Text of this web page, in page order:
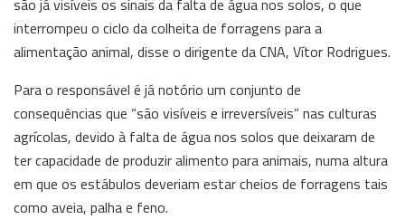
interrompeu o ciclo da colheita de forragens para a
alimentação animal, disse o dirigente da CNA, Vítor Rodrigues.
Para o responsável é já notório um conjunto de
consequências que “são visíveis e irreversíveis” nas culturas
agrícolas, devido à falta de água nos solos que deixaram de
ter capacidade de produzir alimento para animais, numa altura
em que os estábulos deveriam estar cheios de forragens tais
como aveia, palha e feno.